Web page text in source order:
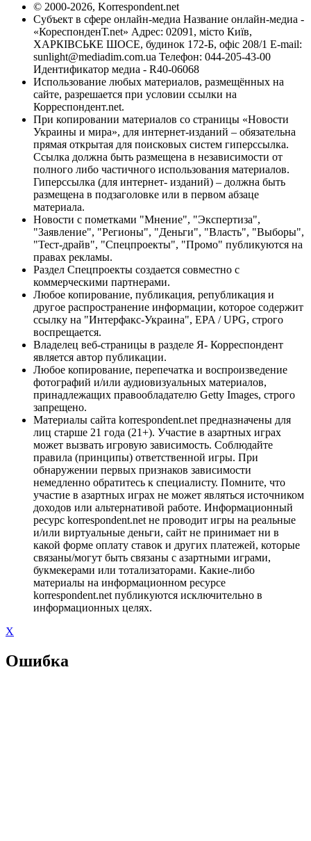
© 2000-2026, Korrespondent.net
Субъект в сфере онлайн-медиа Название онлайн-медиа -
«КореспонденТ.net» Адрес: 02091, місто Київ,
ХАРКІВСЬКЕ ШОСЕ, будинок 172-Б, офіс 208/1 E-mail:
sunlight@mediadim.com.ua Телефон: 044-205-43-00
Идентификатор медиа - R40-06068
Использование любых материалов, размещённых на
сайте, разрешается при условии ссылки на
Корреспондент.net.
При копировании материалов со страницы «Новости
Украины и мира», для интернет-изданий – обязательна
прямая открытая для поисковых систем гиперссылка.
Ссылка должна быть размещена в независимости от
полного либо частичного использования материалов.
Гиперссылка (для интернет- изданий) – должна быть
размещена в подзаголовке или в первом абзаце
материала.
Новости с пометками "Мнение", "Экспертиза",
"Заявление", "Регионы", "Деньги", "Власть", "Выборы",
"Тест-драйв", "Спецпроекты", "Промо" публикуются на
правах рекламы.
Раздел Спецпроекты создается совместно с
коммерческими партнерами.
Любое копирование, публикация, републикация и
другое распространение информации, которое содержит
ссылку на "Интерфакс-Украина", EPA / UPG, строго
воспрещается.
Владелец веб-страницы в разделе Я- Корреспондент
является автор публикации.
Любое копирование, перепечатка и воспроизведение
фотографий и/или аудиовизуальных материалов,
принадлежащих правообладателю Getty Images, строго
запрещено.
Материалы сайта korrespondent.net предназначены для
лиц старше 21 года (21+). Участие в азартных играх
может вызвать игровую зависимость. Соблюдайте
правила (принципы) ответственной игры. При
обнаружении первых признаков зависимости
немедленно обратитесь к специалисту. Помните, что
участие в азартных играх не может являться источником
доходов или альтернативой работе. Информационный
ресурс korrespondent.net не проводит игры на реальные
и/или виртуальные деньги, сайт не принимает ни в
какой форме оплату ставок и других платежей, которые
связаны/могут быть связаны с азартными играми,
букмекерами или тотализаторами. Какие-либо
материалы на информационном ресурсе
korrespondent.net публикуются исключительно в
информационных целях.
X
Ошибка